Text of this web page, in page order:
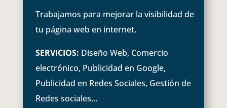
Trabajamos para mejorar la visibilidad de
tu página web en internet.
SERVICIOS: Diseño Web, Comercio
electrónico, Publicidad en Google,
Publicidad en Redes Sociales, Gestión de
Redes sociales…